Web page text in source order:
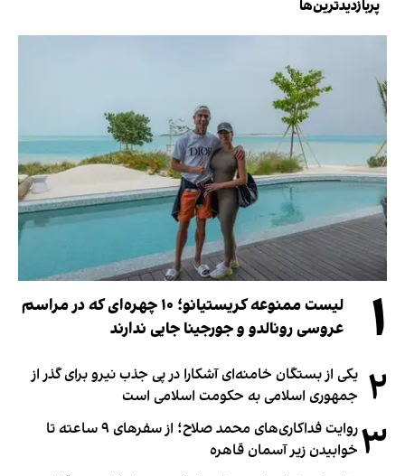
پربازدیدترین‌ها
۱
لیست ممنوعه کریستیانو؛ ۱۰ چهره‌ای که در مراسم
عروسی رونالدو و جورجینا جایی ندارند
۲ یکی از بستگان خامنه‌ای آشکارا در پی جذب نیرو برای گذر از
جمهوری اسلامی به حکومت اسلامی است
۳
روایت فداکاری‌های محمد صلاح؛ از سفرهای ۹ ساعته تا
خوابیدن زیر آسمان قاهره